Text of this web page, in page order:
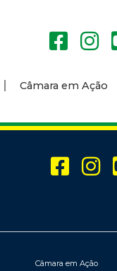
Câmara em Ação
Câmara em Ação